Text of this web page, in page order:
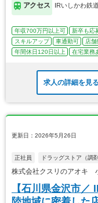
アクセス IRいしかわ鉄
年収700万円以上可 新卒も応
スキルアップ
車通勤可 店
年間休日120日以上
在宅業務
求人の詳細を見る
更新日：2026年5月26日
正社員 ドラッグストア（調
株式会社クスリのアオキ
【石川県金沢市／